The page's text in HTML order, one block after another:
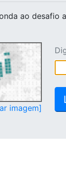
ao desafio
imagem]